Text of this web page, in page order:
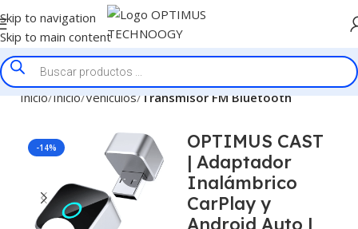
Skip to navigation
Skip to main content
Inicio Inicio Vehiculos Transmisor FM Bluetooth
-14%
OPTIMUS CAST
| Adaptador
Inalámbrico
CarPlay y
Android Auto |